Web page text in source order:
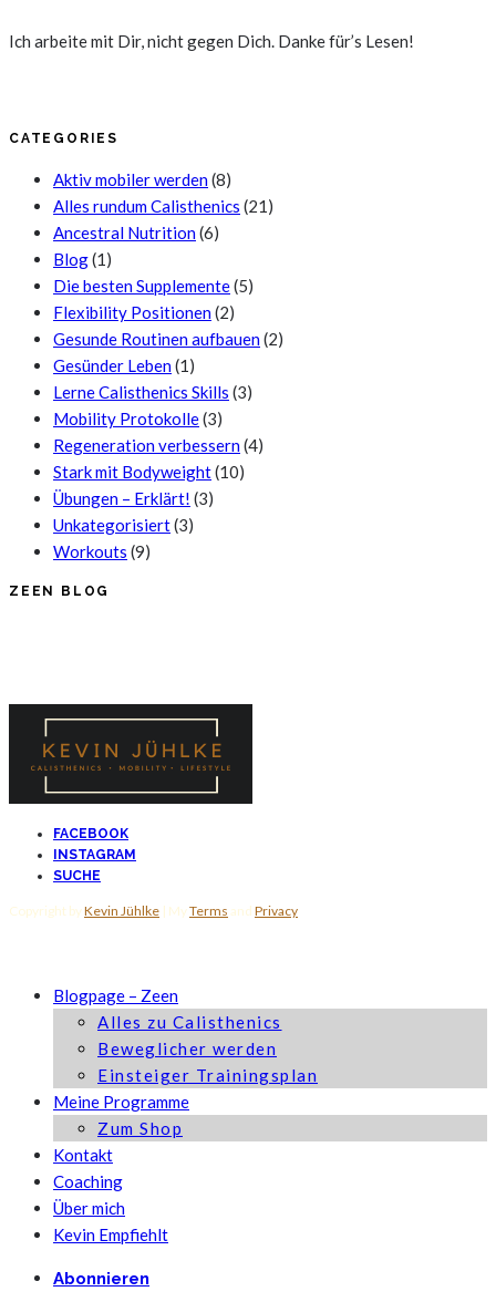
Ich arbeite mit Dir, nicht gegen Dich. Danke für’s Lesen!
CATEGORIES
Aktiv mobiler werden(8)
Alles rundum Calisthenics (21)
Ancestral Nutrition(6)
Blog(1)
Die besten Supplemente(5)
Flexibility Positionen(2)
Gesunde Routinen aufbauen(2)
Gesünder Leben(1)
Lerne Calisthenics Skills (3)
Mobility Protokolle(3)
Regeneration verbessern(4)
Stark mit Bodyweight(10)
Übungen – Erklärt! (3)
Unkategorisiert(3)
Workouts (9)
ZEEN BLOG
FACEBOOK
INSTAGRAM
SUCHE
Copyright byKevin Jühlke | MyTerms and Privacy
Blogpage – Zeen
Alles zu Calisthenics
Beweglicher werden
Einsteiger Trainingsplan
Meine Programme
Zum Shop
Kontakt
Coaching
Über mich
Kevin Empfiehlt
Abonnieren